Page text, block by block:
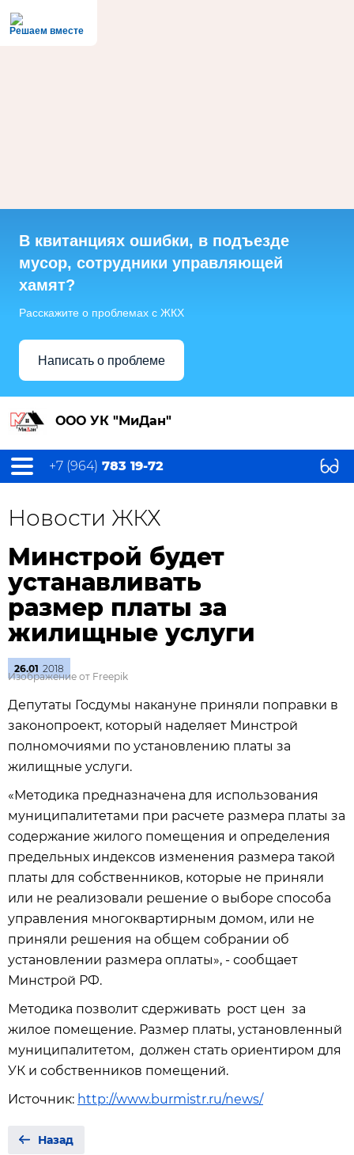
Решаем вместе
В квитанциях ошибки, в подъезде
мусор, сотрудники управляющей
хамят?
Расскажите о проблемах с ЖКХ
Написать о проблеме
ООО УК "МиДан"
+7 (964) 783 19-72
Новости ЖКХ
Минстрой будет
устанавливать
размер платы за
жилищные услуги
26.01 2018
Изображение от Freepik
Депутаты Госдумы накануне приняли поправки в
законопроект, который наделяет Минстрой
полномочиями по установлению платы за
жилищные услуги.
«Методика предназначена для использования
муниципалитетами при расчете размера платы за
содержание жилого помещения и определения
предельных индексов изменения размера такой
платы для собственников, которые не приняли
или не реализовали решение о выборе способа
управления многоквартирным домом, или не
приняли решения на общем собрании об
установлении размера оплаты», - сообщает
Минстрой РФ.
Методика позволит сдерживать рост цен за
жилое помещение. Размер платы, установленный
муниципалитетом, должен стать ориентиром для
УК и собственников помещений.
Источник: http://www.burmistr.ru/news/
Назад